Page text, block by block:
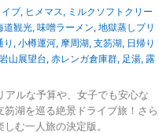
イブ, ヒメマス, ミルクソフトクリー
道観光, 味噌ラーメン, 地獄蒸しプリ
り , 小樽運河, 摩周湖, 支笏湖, 日帰り
山展望台, 赤レンガ倉庫群, 足湯, 露
ルな予算や、女子でも安心な
湖を巡る絶景ドライブ旅！さら
む一人旅の決定版。